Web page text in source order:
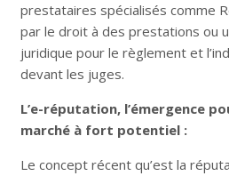
prestataires spécialisés comme
par le droit à des prestations ou
juridique pour le règlement et
devant les juges.
L’e-réputation, l’émergence
marché à fort potentiel :
Le concept récent qu’est la